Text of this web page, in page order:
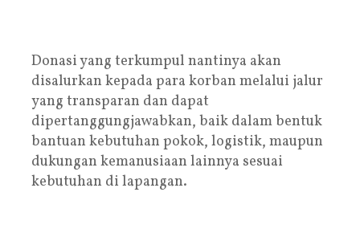
Donasi yang terkumpul nantinya akan
disalurkan kepada para korban melalui jalur
yang transparan dan dapat
dipertanggungjawabkan, baik dalam bentuk
bantuan kebutuhan pokok, logistik, maupun
dukungan kemanusiaan lainnya sesuai
kebutuhan di lapangan.